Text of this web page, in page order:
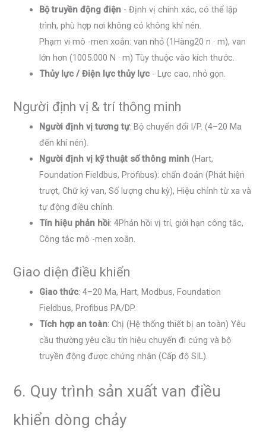
Bộ truyền động điện - Định vị chính xác, có thể lập
trình, phù hợp nơi không có không khí nén.
Phạm vi mô -men xoắn: van nhỏ (1Hàng20 n · m), van
lớn hơn (1005.000 N · m) Tùy thuộc vào kích thước.
Thủy lực / Điện lực thủy lực - Lực cao, nhỏ gọn.
Người định vị & trí thông minh
Người định vị tương tự: Bộ chuyển đổi I/P. (4–20 Ma
đến khí nén).
Người định vị kỹ thuật số thông minh (Hart,
Foundation Fieldbus, Profibus): chẩn đoán (Phát hiện
trượt, Chữ ký van, Số lượng chu kỳ), Hiệu chỉnh từ xa và
tự động điều chỉnh.
Tín hiệu phản hồi: 4Phản hồi vị trí, giới hạn công tắc,
Công tắc mô -men xoắn.
Giao diện điều khiển
Giao thức: 4–20 Ma, Hart, Modbus, Foundation
Fieldbus, Profibus PA/DP.
Tích hợp an toàn: Chị (Hệ thống thiết bị an toàn) Yêu
cầu thường yêu cầu tín hiệu chuyến đi cứng và bộ
truyền động được chứng nhận (Cấp độ SIL).
6. Quy trình sản xuất van điều
khiển dòng chảy